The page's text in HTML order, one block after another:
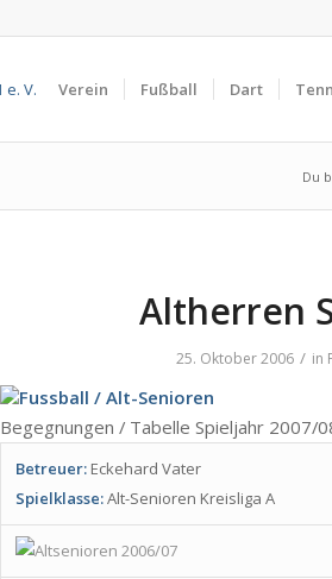
Verein Fußball Dart
Du
Altherren
25. Oktober 2006 / in
Fussball / Alt-Senioren
Begegnungen / Tabelle Spieljahr 2007/
Betreuer: Eckehard Vater
Spielklasse:Alt-Senioren Kreisliga A